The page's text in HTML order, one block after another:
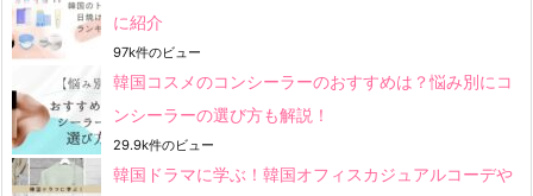
に紹介
97k件のビュー
韓国コスメのコンシーラーのおすすめは？悩み別にコ
ンシーラーの選び方も解説！
29.9k件のビュー
韓国ドラマに学ぶ！韓国オフィスカジュアルコーデや